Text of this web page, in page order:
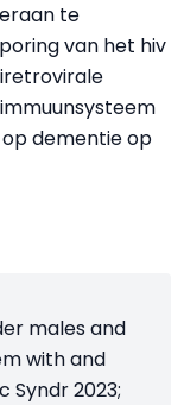
te
van het hiv
dementie op
males and
with and
Syndr 2023;